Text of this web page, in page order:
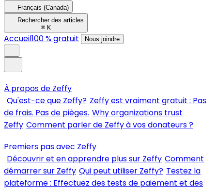
Français (Canada)
Rechercher des articles
⌘ K
Accueil100 % gratuit Nous joindre
À propos de Zeffy
Qu'est-ce que Zeffy? Zeffy est vraiment gratuit : Pas
de frais. Pas de pièges. Why organizations trust
Zeffy Comment parler de Zeffy à vos donateurs ?
Premiers pas avec Zeffy
Découvrir et en apprendre plus sur Zeffy Comment
démarrer sur Zeffy Qui peut utiliser Zeffy? Testez la
plateforme : Effectuez des tests de paiement et des